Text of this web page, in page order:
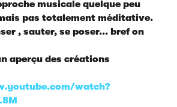
musicale quelque peu
pas totalement méditative.
, sauter, se poser... bref on
aperçu des créations
watch?